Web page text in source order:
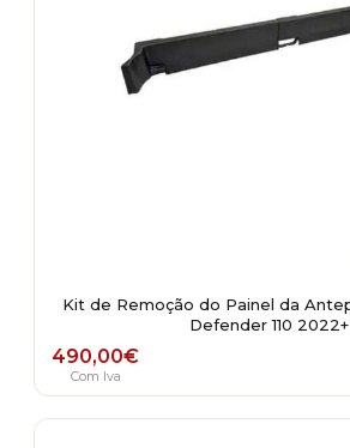
Kit de Remoção do Painel da
Defender 110 2022+
490,00€
Com Iva